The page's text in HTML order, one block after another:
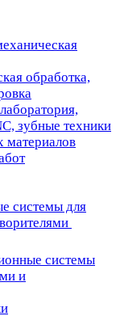
обработка,
зубные техники
материалов
системы для
системы
и